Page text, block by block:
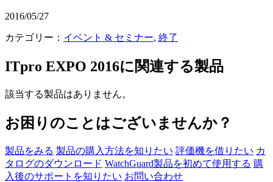
2016/05/27
カテゴリー： イベント & セミナー, 終了
ITpro EXPO 2016に関連する製品
該当する製品はありません。
お困りのことはございませんか？
製品をみる 製品の購入方法を知りたい 評価機を借りたい カ
タログのダウンロード WatchGuard製品を初めて使用する 購
入後のサポートを知りたい お問い合わせ